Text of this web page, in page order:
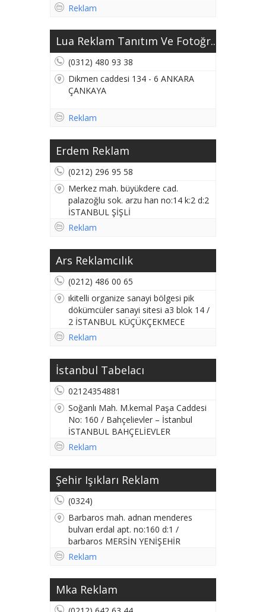
Reklam
Lua Reklam Tanıtım Ve Fotoğr...
(0312) 480 93 38
Dikmen caddesi 134 - 6 ANKARA
ÇANKAYA
Reklam
Erdem Reklam
(0212) 296 95 58
Merkez mah. büyükdere cad.
palazoğlu sok. arzu han no:14 k:2 d:2
İSTANBUL ŞİŞLİ
Reklam
Ars Reklamcılık
(0212) 486 00 65
ıkitelli organize sanayi bölgesi pik
dökümcüler sanayi sitesi a3 blok 14 /
2 İSTANBUL KÜÇÜKÇEKMECE
Reklam
İstanbul Tabelacı
02124354881
Soğanlı Mah. M.kemal Paşa Caddesi
No: 160 / Bahçelievler – İstanbul
İSTANBUL BAHÇELİEVLER
Reklam
Şehir Işıkları Reklam
(0324)
Barbaros mah. adnan menderes
bulvarı erdal apt. no:160 d:1 /
barbaros MERSİN YENİŞEHİR
Reklam
Mka Reklam